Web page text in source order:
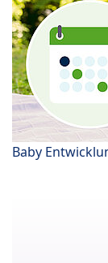
Baby